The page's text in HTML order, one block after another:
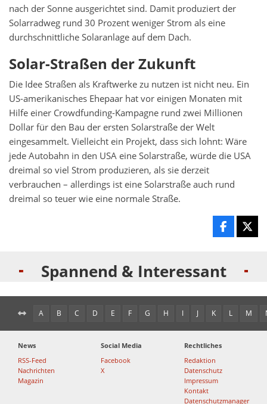
nach der Sonne ausgerichtet sind. Damit produziert der
Solarradweg rund 30 Prozent weniger Strom als eine
durchschnittliche Solaranlage auf dem Dach.
Solar-Straßen der Zukunft
Die Idee Straßen als Kraftwerke zu nutzen ist nicht neu. Ein
US-amerikanisches Ehepaar hat vor einigen Monaten mit
Hilfe einer Crowdfunding-Kampagne rund zwei Millionen
Dollar für den Bau der ersten Solarstraße der Welt
eingesammelt. Vielleicht ein Projekt, dass sich lohnt: Wäre
jede Autobahn in den USA eine Solarstraße, würde die USA
dreimal so viel Strom produzieren, als sie derzeit
verbrauchen – allerdings ist eine Solarstraße auch rund
dreimal so teuer wie eine normale Straße.
Spannend & Interessant
A B C D E F G H I J K L M
News
RSS-Feed
Nachrichten
Magazin
Social Media
Facebook
X
Rechtliches
Redaktion
Datenschutz
Impressum
Kontakt
Datenschutzmanager